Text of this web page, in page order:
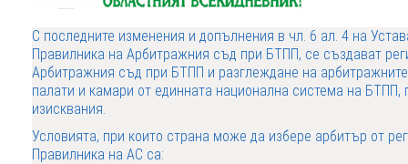
С последните изменения и допълнения в чл. 6 ал. 4 на
Правилника на Арбитражния съд при БТПП, се създават
Арбитражния съд при БТПП и разглеждане на
палати и камари от единната национална система на БТПП,
изисквания.
Условията, при които страна може да избере арбитър от
Правилника на АС са: